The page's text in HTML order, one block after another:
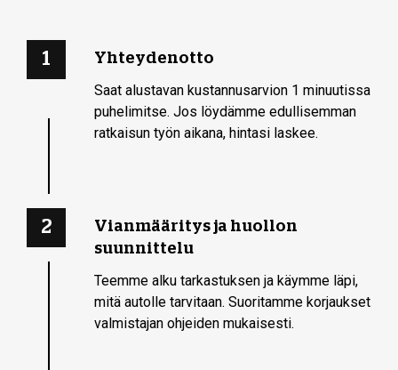
1 Yhteydenotto
Saat alustavan kustannusarvion 1 minuutissa
puhelimitse. Jos löydämme edullisemman
ratkaisun työn aikana, hintasi laskee.
2
Vianmääritys ja huollon
suunnittelu
Teemme alku­ tarkastuksen ja käymme läpi,
mitä autolle tarvitaan. Suoritamme korjaukset
valmistajan ohjeiden mukaisesti.